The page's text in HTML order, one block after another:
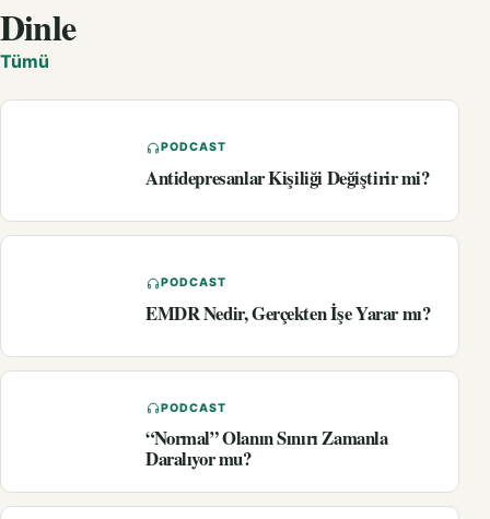
Dinle
Tümü
PODCAST
Antidepresanlar Kişiliği Değiştirir mi?
PODCAST
EMDR Nedir, Gerçekten İşe Yarar mı?
PODCAST
“Normal” Olanın Sınırı Zamanla
Daralıyor mu?